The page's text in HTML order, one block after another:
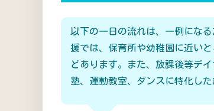
以下の一日の流れは、一例にな
援では、保育所や幼稚園に近い
どあります。また、放課後等デ
塾、運動教室、ダンスに特化し